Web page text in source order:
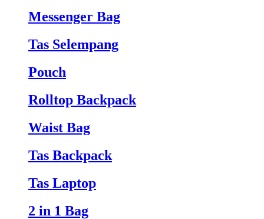
Messenger Bag
Tas Selempang
Pouch
Rolltop Backpack
Waist Bag
Tas Backpack
Tas Laptop
2 in 1 Bag